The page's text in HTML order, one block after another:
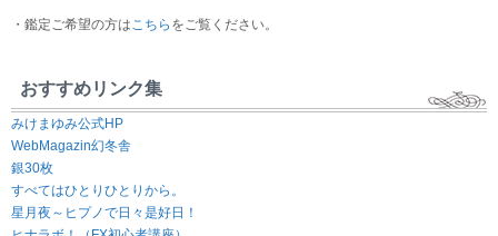
・鑑定ご希望の方はこちら をご覧ください。
おすすめリンク集
みけまゆみ公式HP
WebMagazin幻冬舎
銀30枚
すべてはひとりひとりから。
星月夜～ヒプノで日々是好日！